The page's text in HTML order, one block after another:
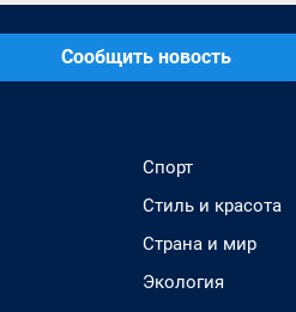
Сообщить новость
Спорт
Стиль и красота
Страна и мир
Экология